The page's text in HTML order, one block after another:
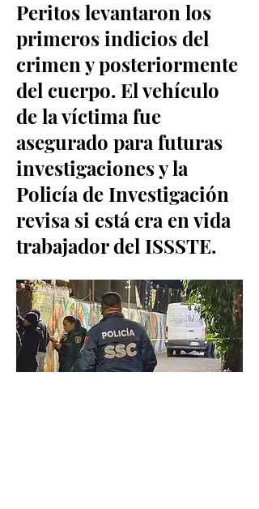
Peritos levantaron los
primeros indicios del
crimen y posteriormente
del cuerpo. El vehículo
de la víctima fue
asegurado para futuras
investigaciones y la
Policía de Investigación
revisa si está era en vida
trabajador del ISSSTE.